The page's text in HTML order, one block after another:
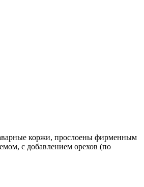
коржи, прослоены фирменным
с добавлением орехов (по